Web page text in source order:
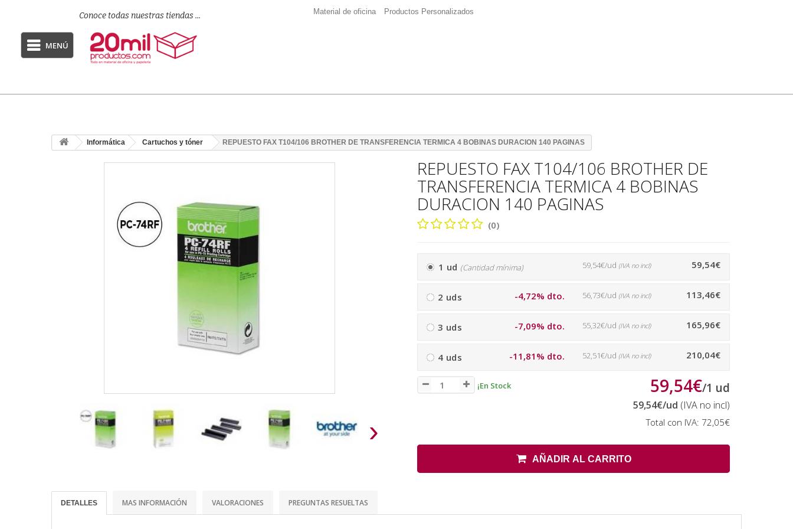
Conoce todas nuestras tiendas ... Material de oficina Productos Personalizados
MENÚ
Informática Cartuchos y tóner REPUESTO FAX T104/106 BROTHER DE TRANSFERENCIA TERMICA 4 BOBINAS DURACION 140 PAGINAS
›
REPUESTO FAX T104/106 BROTHER DE
TRANSFERENCIA TERMICA 4 BOBINAS
DURACION 140 PAGINAS
(0)
1 ud (Cantidad mínima) 59,54€
59,54€/ud (IVA no incl)
2 uds -4,72% dto. 113,46€
56,73€/ud (IVA no incl)
3 uds -7,09% dto. 165,96€
55,32€/ud (IVA no incl)
4 uds -11,81% dto. 210,04€
52,51€/ud (IVA no incl)
¡En Stock 59,54€/1 ud
59,54€/ud (IVA no incl)
Total con IVA: 72,05€
AÑADIR AL CARRITO
DETALLES MAS INFORMACIÓN VALORACIONES PREGUNTAS RESUELTAS